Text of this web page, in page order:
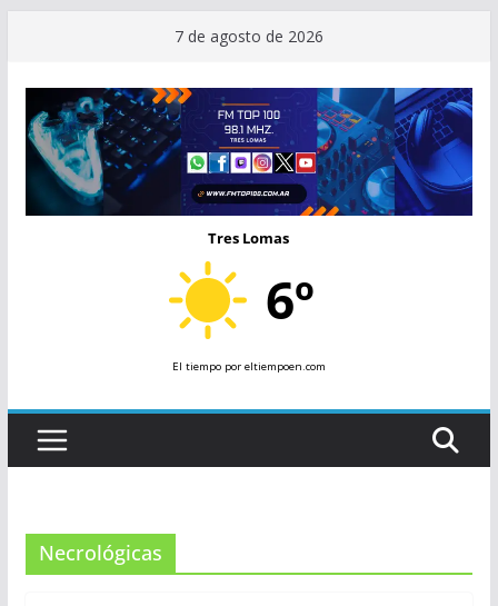
contenido
7 de agosto de 2026
Tres Lomas
6º
El tiempopor eltiempoen.com
Necrológicas